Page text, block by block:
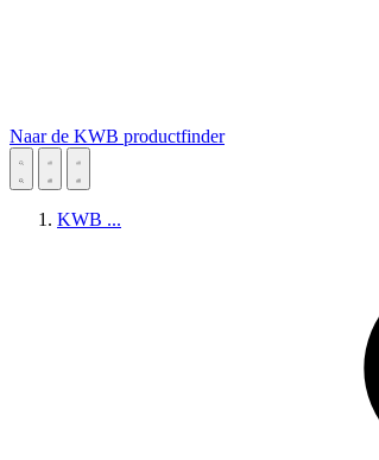
Naar de KWB productfinder
KWB ...